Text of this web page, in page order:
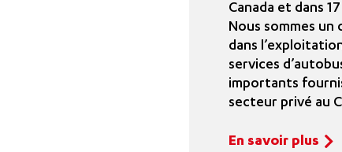
Canada et dans
Nous sommes un
dans
services
importants
secteur privé au
En savoir plus